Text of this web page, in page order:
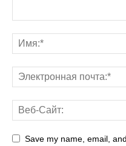
Save my name, email,